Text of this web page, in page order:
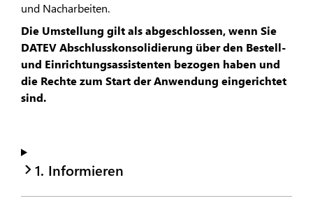
und Nacharbeiten.
Die Umstellung gilt als abgeschlossen, wenn Sie
DATEV Abschlusskonsolidierung über den Bestell-
und Einrichtungsassistenten bezogen haben und
die Rechte zum Start der Anwendung eingerichtet
sind.
1. Informieren